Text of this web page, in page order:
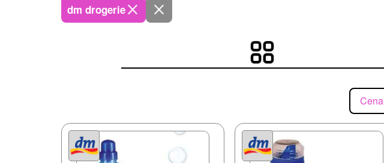
dm drogerie
Cena